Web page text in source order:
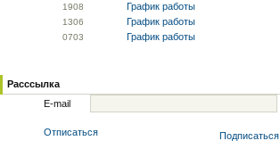
1908 График работы
1306 График работы
0703 График работы
Расссылка
E-mail
Отписаться Подписаться